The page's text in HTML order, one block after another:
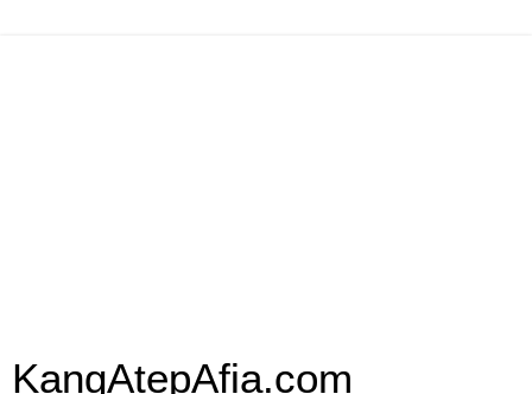
KangAtepAfia.com